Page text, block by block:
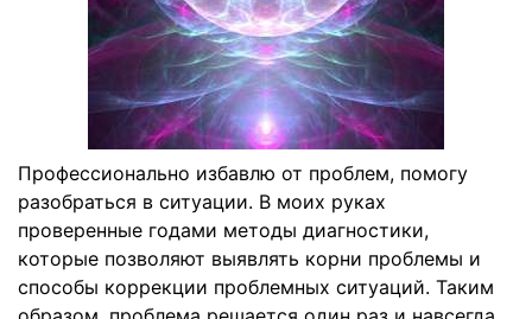
Профессионально избавлю от проблем, помогу
разобраться в ситуации. В моих руках
проверенные годами методы диагностики,
которые позволяют выявлять корни проблемы и
способы коррекции проблемных ситуаций. Таким